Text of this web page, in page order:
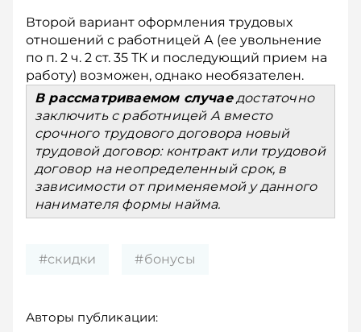
Второй вариант оформления трудовых
отношений с работницей А (ее увольнение
по п. 2 ч. 2 ст. 35 ТК и последующий прием на
работу) воз­можен, однако необязателен.
В рассматриваемом случаедо­с­таточно
заключить с работницей А вместо
срочного трудового договора новый
трудовой договор: контракт или трудовой
договор на неопределенный срок, в
зависимости от применяемой у данного
нанимателя формы найма.
#скидки #бонусы
Авторы публикации: